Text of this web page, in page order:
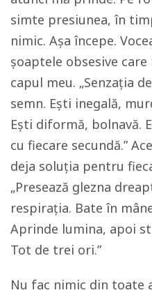
simte presiunea, în
nimic. Așa începe.
șoaptele obsesive
capul meu. „Senzația
semn. Ești inegală,
Ești diformă, bolnavă.
cu fiecare secundă.”
deja soluția pentru
„Presează glezna
respirația. Bate în
Aprinde lumina, apoi
Tot de trei ori.”
Nu fac nimic din toate